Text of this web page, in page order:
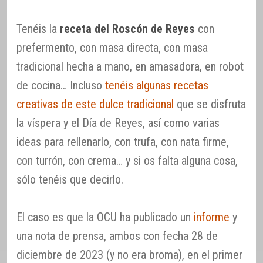
Tenéis la receta del Roscón de Reyes con
prefermento, con masa directa, con masa
tradicional hecha a mano, en amasadora, en robot
de cocina… Incluso tenéis algunas recetas
creativas de este dulce tradicional que se disfruta
la víspera y el Día de Reyes, así como varias
ideas para rellenarlo, con trufa, con nata firme,
con turrón, con crema… y si os falta alguna cosa,
sólo tenéis que decirlo.
El caso es que la OCU ha publicado un informe y
una nota de prensa, ambos con fecha 28 de
diciembre de 2023 (y no era broma), en el primer